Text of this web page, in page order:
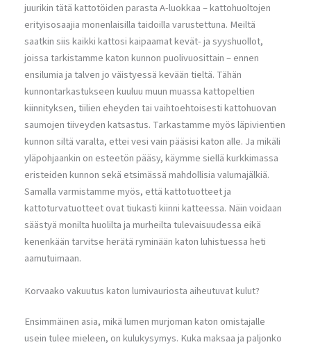
juurikin tätä kattotöiden parasta A-luokkaa – kattohuoltojen
erityisosaajia monenlaisilla taidoilla varustettuna. Meiltä
saatkin siis kaikki kattosi kaipaamat kevät- ja syyshuollot,
joissa tarkistamme katon kunnon puolivuosittain – ennen
ensilumia ja talven jo väistyessä kevään tieltä. Tähän
kunnontarkastukseen kuuluu muun muassa kattopeltien
kiinnityksen, tiilien eheyden tai vaihtoehtoisesti kattohuovan
saumojen tiiveyden katsastus. Tarkastamme myös läpivientien
kunnon siltä varalta, ettei vesi vain pääsisi katon alle. Ja mikäli
yläpohjaankin on esteetön pääsy, käymme siellä kurkkimassa
eristeiden kunnon sekä etsimässä mahdollisia valumajälkiä.
Samalla varmistamme myös, että kattotuotteet ja
kattoturvatuotteet ovat tiukasti kiinni katteessa. Näin voidaan
säästyä monilta huolilta ja murheilta tulevaisuudessa eikä
kenenkään tarvitse herätä ryminään katon luhistuessa heti
aamutuimaan.
Korvaako vakuutus katon lumivauriosta aiheutuvat kulut?
Ensimmäinen asia, mikä lumen murjoman katon omistajalle
usein tulee mieleen, on kulukysymys. Kuka maksaa ja paljonko